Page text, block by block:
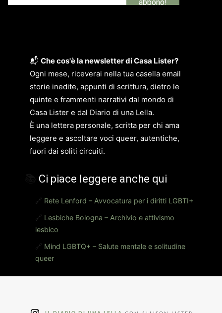
📬 Che cos'è la newsletter di Casa Lister?
Ogni mese, riceverai nella tua casella email
storie inedite, appunti di scrittura, dietro le
quinte e frammenti narrativi dal mondo di
Casa Lister e dal Diario di una Lella.
È una lettera personale, scritta per chi ama
leggere e ascoltare voci queer, autentiche,
fuori dai soliti circuiti.
Ci piace leggere anche qui
🔗 Rete Lenford – Avvocatura per i diritti LGBTI+
🔗 Lesbiche Bologna – Archivio e attivismo
lesbico
🔗 Mind LGBTQ+ – Salute mentale e solitudine
queer